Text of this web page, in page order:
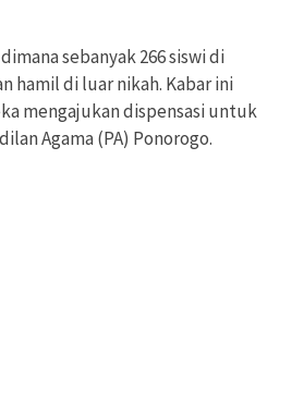
sebanyak 266 siswi di
hamil di luar nikah. Kabar ini
mengajukan dispensasi untuk
Agama (PA) Ponorogo.